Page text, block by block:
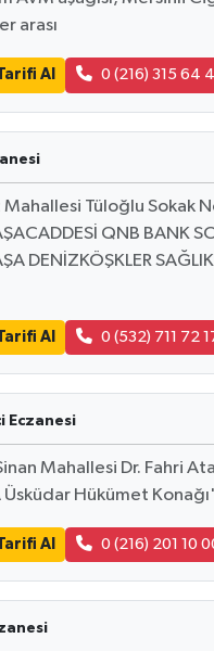
arası
Al 0 (216) 315 64
Tüloğlu Sokak
QNB BANK
DENİZKÖŞKLER
Al 0 (532) 711 72
Eczanesi
Mahallesi Dr. Fahri
Üsküdar Hükümet
Al 0 (216) 201 10
İlan